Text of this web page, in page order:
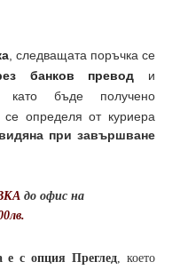
следващата поръчка се
банков превод и
бъде получено
определя от куриера
при завършване
до офис на
е с опция Преглед , което